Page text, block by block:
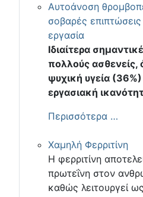
Αυτοάνοση
σοβαρές
εργασία
Ιδιαίτερα
πολλούς
ψυχική υγεία
εργασιακή
Περισσότερα …
Χαμηλή Φερριτίνη
Η φερριτίνη
πρωτεΐνη στον
καθώς λειτουργεί